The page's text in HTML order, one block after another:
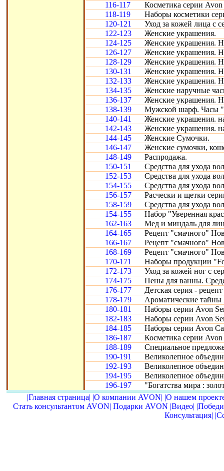
116-117
Косметика серии Avon
118-119
Наборы косметики
120-121
Уход за кожей лица с
122-123
Женские украшения.
124-125
Женские украшения.
126-127
Женские украшения.
128-129
Женские украшения.
130-131
Женские украшения.
132-133
Женские украшения.
134-135
Женские наручные
136-137
Женские украшения.
138-139
Мужской шарф. Часы
140-141
Женские украшения.
142-143
Женские украшения.
144-145
Женские Сумочки.
146-147
Женские сумочки,
148-149
Распродажа.
150-151
Средства для ухода
152-153
Средства для ухода
154-155
Средства для ухода
156-157
Расчески и щетки
158-159
Средства для ухода
154-155
Набор "Уверенная
162-163
Мед и миндаль для
164-165
Рецепт "смачного"
166-167
Рецепт "смачного"
168-169
Рецепт "смачного"
170-171
Наборы продукции
172-173
Уход за кожей ног с
174-175
Пены для ванны.
176-177
Детская серия -
178-179
Ароматические тайны
180-181
Наборы серии Avon
182-183
Наборы серии Avon
184-185
Наборы серии Avon
186-187
Косметика серии Avon
188-189
Специальное
190-191
Великолепное
192-193
Великолепное
194-195
Великолепное
196-197
"Богатства мира :
|Главная страница| |О компании AVON| |О нашем
Стать консультантом AVON| Подарки AVON |Видео|
Консультация|